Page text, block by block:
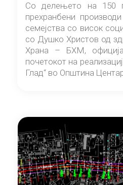
Со делењето на 150
прехранбени
семејства со висок
со Душко Христов од
Храна – БХМ,
почетокот на
Глад“ во Општина